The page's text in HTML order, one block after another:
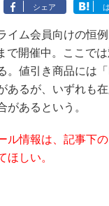
シェア
ム会員向けの恒
で開催中。ここで
。値引き商品には
あるが、いずれも
があるという。
ル情報は、記事下
ほしい。